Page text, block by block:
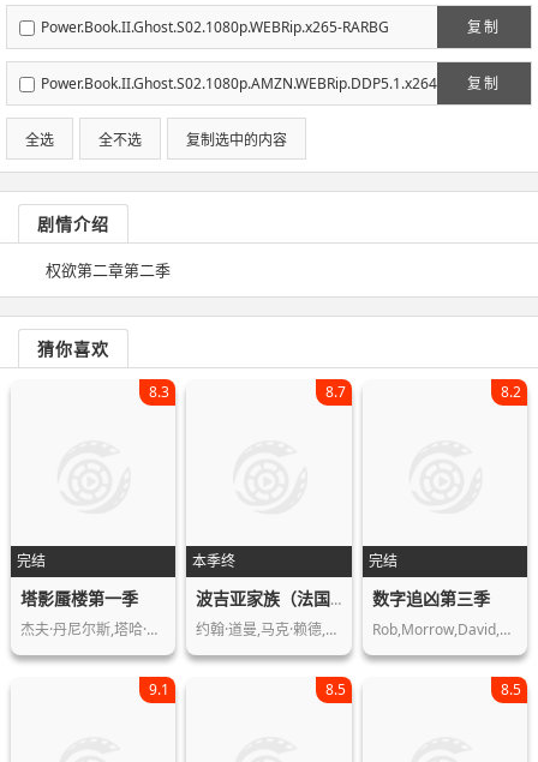
复制
Power.Book.II.Ghost.S02.1080p.WEBRip.x265-RARBG
复制
Power.Book.II.Ghost.S02.1080p.AMZN.WEBRip.DDP5.1.x264
-NTb[rartv]
全选 全不选 复制选中的内容
剧情介绍
权欲第二章第二季
猜你喜欢
完结
8.3
塔影蜃楼第一季
杰夫·丹尼尔斯,塔哈·拉希姆,瑞安·施…
本季终
8.7
波吉亚家族（法国版）第二季
约翰·道曼,马克·赖德,伊索尔达·戴查…
完结
8.2
数字追凶第三季
Rob,Morrow,David,Krumholtz
9.1 8.5 8.5